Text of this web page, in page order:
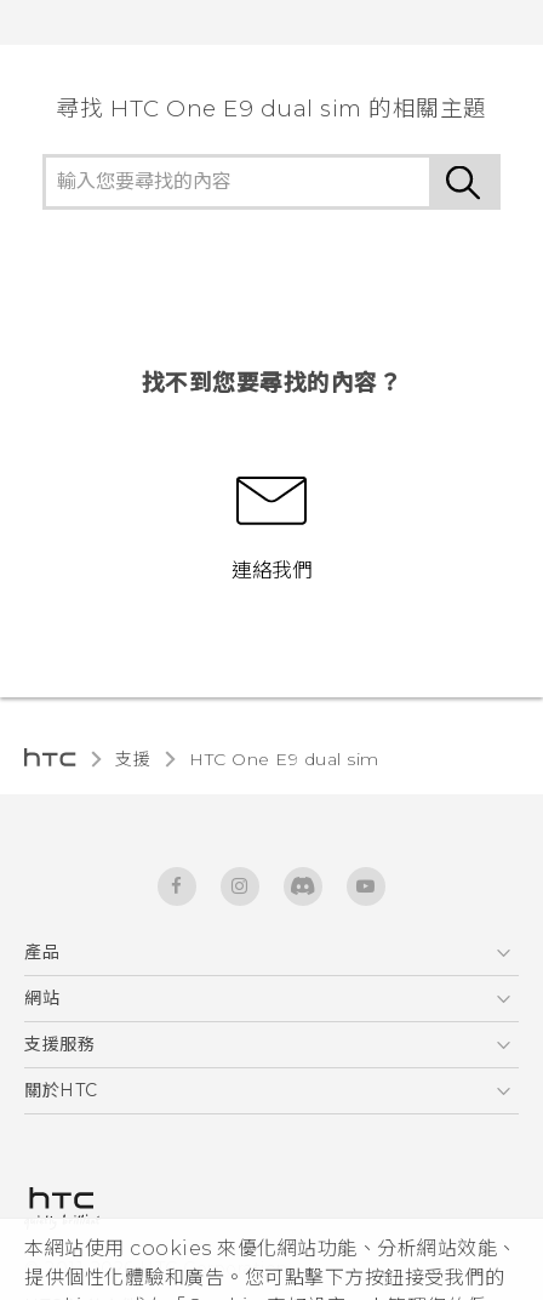
本網站使用 cookies 來優化網站功能、分析網站效能、
提供個性化體驗和廣告。您可點擊下方按鈕接受我們的
尋找 HTC One E9 dual sim 的相關主題
找不到您要尋找的內容？
連絡我們
支援 HTC One E9 dual sim‎
產品
5G
智能手機
區塊鍊手機
網站
HTC Dev
HTC Research
支援服務
服務中心
關於HTC
私隱政策
產品安全
加入HTC
© 2011-2026 HTC Corporation